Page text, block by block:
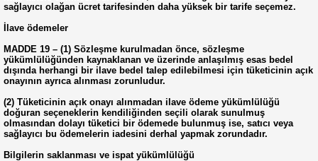
sağlayıcı olağan ücret tarifesinden daha yüksek bir tarife seçemez.
İlave ödemeler
MADDE 19 – (1) Sözleşme kurulmadan önce, sözleşme
yükümlülüğünden kaynaklanan ve üzerinde anlaşılmış esas bedel
dışında herhangi bir ilave bedel talep edilebilmesi için tüketicinin açık
onayının ayrıca alınması zorunludur.
(2) Tüketicinin açık onayı alınmadan ilave ödeme yükümlülüğü
doğuran seçeneklerin kendiliğinden seçili olarak sunulmuş
olmasından dolayı tüketici bir ödemede bulunmuş ise, satıcı veya
sağlayıcı bu ödemelerin iadesini derhal yapmak zorundadır.
Bilgilerin saklanması ve ispat yükümlülüğü